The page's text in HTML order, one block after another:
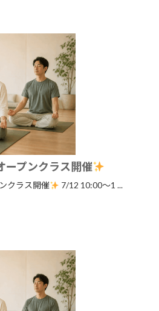
ープンクラス開催
クラス開催 7/12 10:00〜1 ...